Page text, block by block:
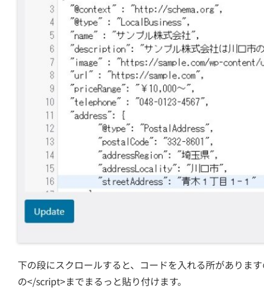
下の段にスクロールすると、コードを入れる所がありま
の</script>までまるっと貼り付けます。